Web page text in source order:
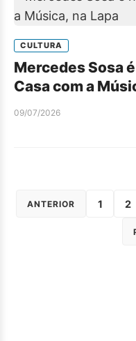
CULTURA
Mercedes Sosa
Casa com a
09/07/2026
ANTERIOR 1 2